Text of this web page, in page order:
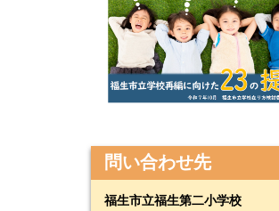
問い合わせ先
福生市立福生第二小学校